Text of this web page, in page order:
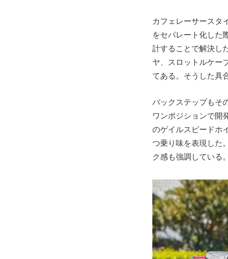
カフェレーサースタ
をセパレート化した
計することで解決し
ヤ、スロットルケー
てある。そうした具
バックステップもそ
ワンポジションで開
のゲイルスピードホ
つ乗り味を表現した
ク感も強調している。